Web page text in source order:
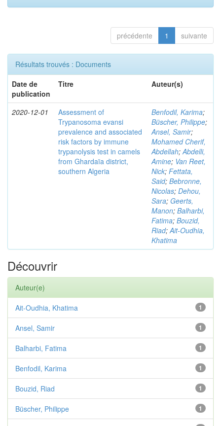
précédente 1 suivante
Résultats trouvés : Documents
Date de
publication
Titre Auteur(s)
2020-12-01
Assessment of
Trypanosoma evansi
prevalence and associated
risk factors by immune
trypanolysis test in camels
from Ghardaïa district,
southern Algeria
Benfodil, Karima;
Büscher, Philippe;
Ansel, Samir;
Mohamed Cherif,
Abdellah;Abdelli,
Amine; Van Reet,
Nick; Fettata,
Said; Bebronne,
Nicolas; Dehou,
Sara; Geerts,
Manon; Balharbi,
Fatima; Bouzid,
Riad;Ait-Oudhia,
Khatima
Découvrir
Auteur(e)
1
Ait-Oudhia, Khatima
1
Ansel, Samir
1
Balharbi, Fatima
1
Benfodil, Karima
1
Bouzid, Riad
1
Büscher, Philippe